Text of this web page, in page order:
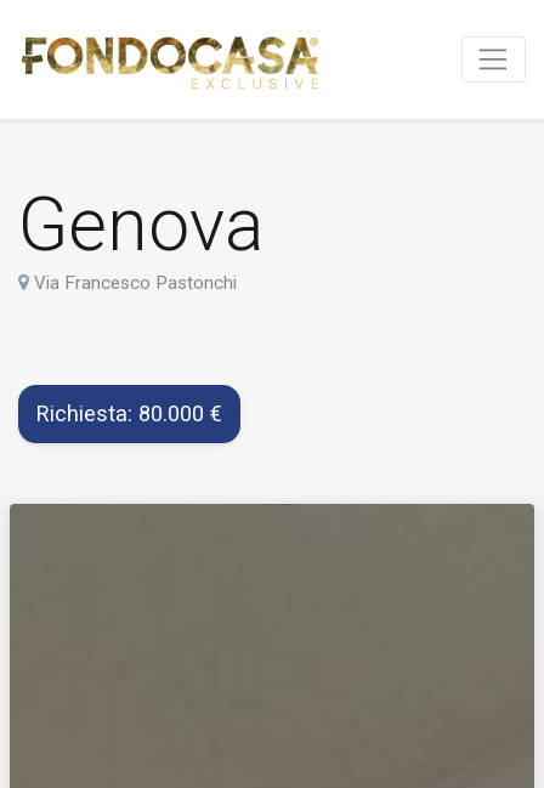
Genova
Via Francesco Pastonchi
Richiesta: 80.000 €